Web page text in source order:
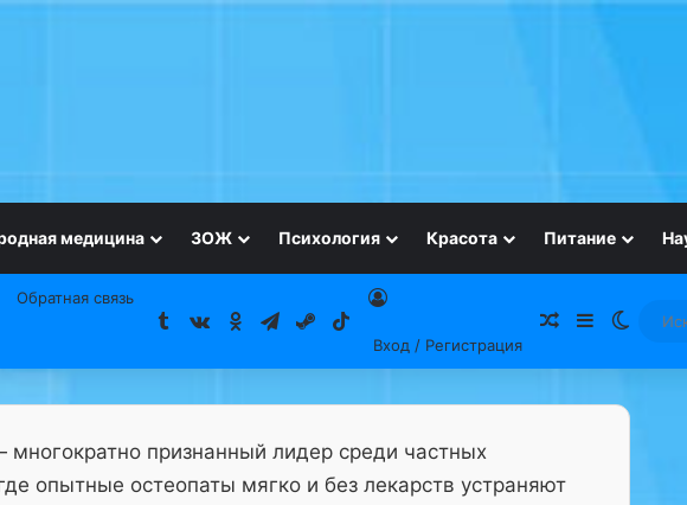
медицина ЗОЖ Психология Красота Питание
Обратная связь
Tumblrvk.comОдноклассники
Telegram
Steam
Вход / Регистрация
Случайная
Sidebar
признанный лидер среди частных
опытные остеопаты мягко и без лекарств устраняют